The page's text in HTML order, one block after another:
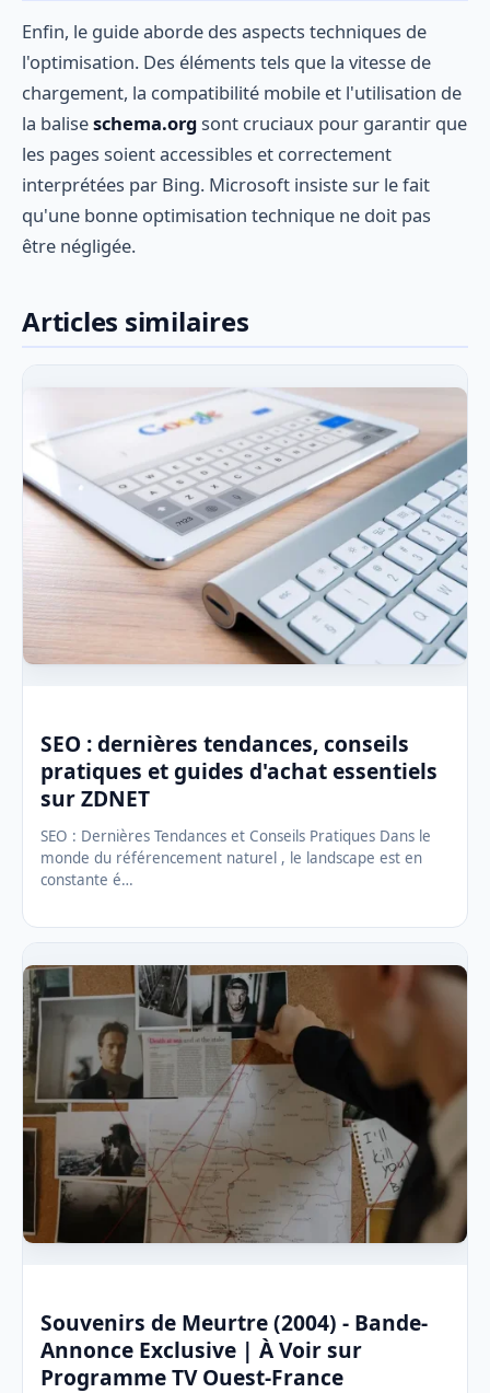
Enfin, le guide aborde des aspects techniques de
l'optimisation. Des éléments tels que la vitesse de
chargement, la compatibilité mobile et l'utilisation de
la baliseschema.orgsont cruciaux pour garantir que
les pages soient accessibles et correctement
interprétées par Bing. Microsoft insiste sur le fait
qu'une bonne optimisation technique ne doit pas
être négligée.
Articles similaires
SEO : dernières tendances, conseils
pratiques et guides d'achat essentiels
sur ZDNET
SEO : Dernières Tendances et Conseils Pratiques Dans le
monde du référencement naturel , le landscape est en
constante é…
Souvenirs de Meurtre (2004) - Bande-
Annonce Exclusive | À Voir sur
Programme TV Ouest-France